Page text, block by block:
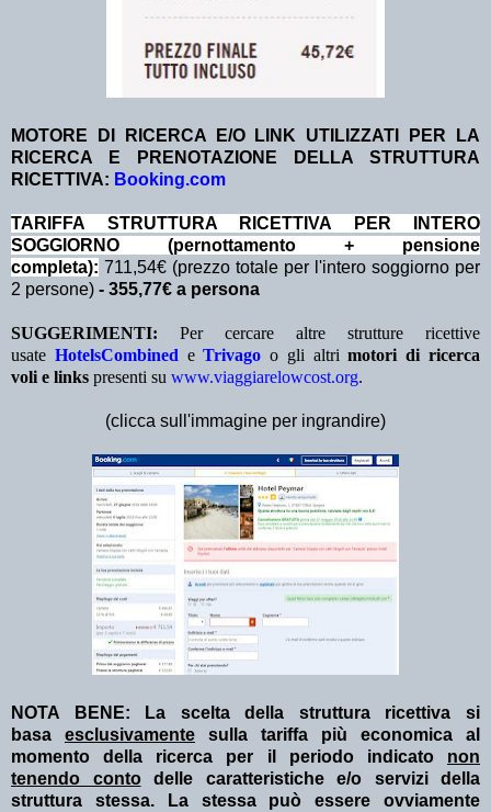
MOTORE DI RICERCA E/O LINK UTILIZZATI PER LA
RICERCA E PRENOTAZIONE DELLA STRUTTURA
RICETTIVA: Booking.com
TA RIFFA STRUTTURA RICETTIVA PER INTERO
SOGGIORNO (pernottamento + pensione
completa): 711,54€ (prezzo totale per l'intero soggiorno per
2 persone) - 355,77€ a persona
SUGGERIMENTI: Per cercare altre strutture ricettive
usate HotelsCombined eTrivago o gli altrimotori di ricerca
voli e links presenti su www.viaggiarelowcost.org.
(clicca sull'immagine per ingrandire)
NOTA BENE: La scelta della struttura ricettiva si
basa esclusivamente sulla tariffa più economica al
momento della ricerca per il periodo indicato non
tenendo contodelle caratteristiche e/o servizi della
struttura stessa. La stessa può essere ovviamente